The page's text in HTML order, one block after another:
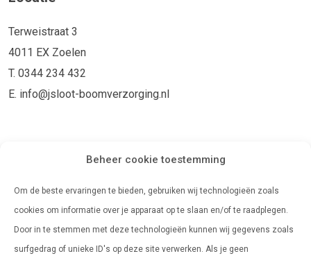
Beheer cookie toestemming
Om de beste ervaringen te bieden, gebruiken wij technologieën zoals
cookies om informatie over je apparaat op te slaan en/of te raadplegen.
Door in te stemmen met deze technologieën kunnen wij gegevens zoals
surfgedrag of unieke ID's op deze site verwerken. Als je geen
Terweistraat 3
4011 EX Zoelen
T. 0344 234 432
E. info@jsloot-boomverzorging.nl
Dinsdag 08:00 - 17:00
08:00 - 17:00